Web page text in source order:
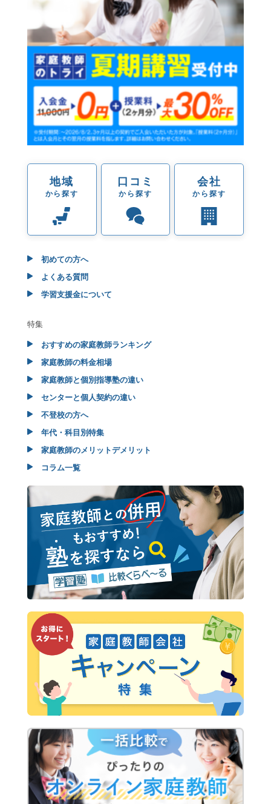
地域
から探す
口コミ
から探す
会社
から探す
初めての方へ
よくある質問
学習支援金について
特集
おすすめの家庭教師ランキング
家庭教師の料金相場
家庭教師と個別指導塾の違い
センターと個人契約の違い
不登校の方へ
年代・科目別特集
家庭教師のメリットデメリット
コラム一覧